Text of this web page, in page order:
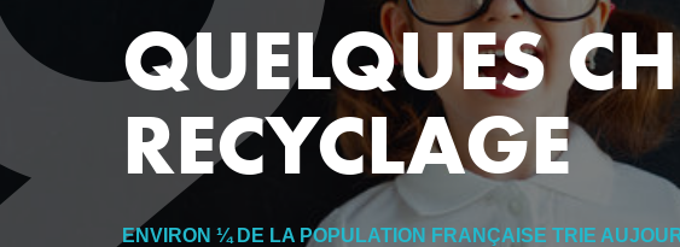
Bornes
ORDURES MÉNAGÈRES
TEXTILES, LINGE DE MAISON ET
CHAUSSURES
COLLECTE
DES DÉCHETS
Calendrier de
QUELQUES
RECYCLAGE
ENVIRON ¼ DE LA POPULATION FRANÇAISE TRIE